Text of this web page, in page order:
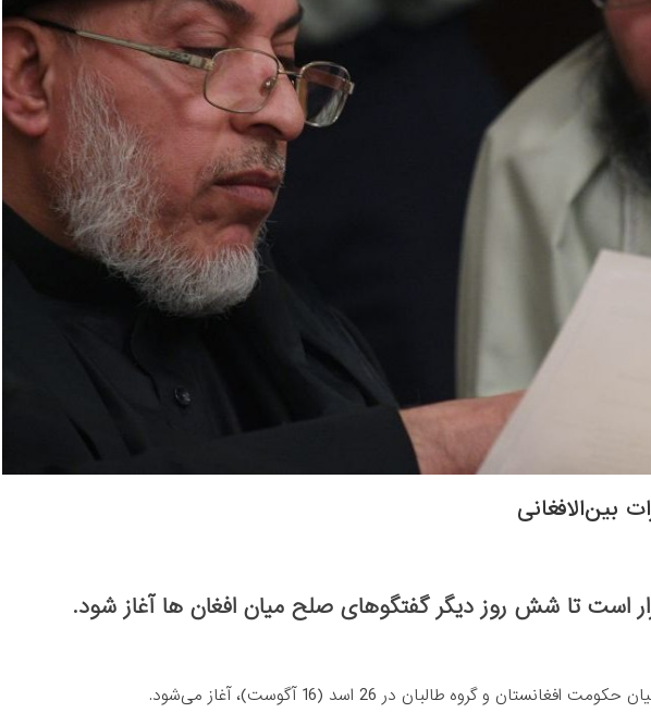
است تا شش روز دیگر گفتگوهای صلح میان افغان ها آغاز شود.
و گروه طالبان در 26 اسد (16 آگوست)، آغاز می‌شود.